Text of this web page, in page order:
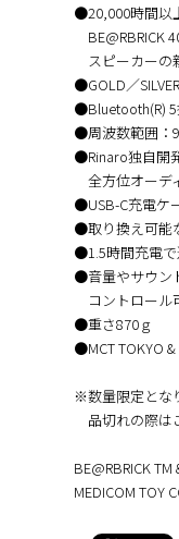
●20,000時間以
BE@RBRICK
スピーカーの
●GOLD／
●Bluetooth(R)
●周波数範囲：
●Rinaro独自開
全方位オーデ
●USB-C充電ケ
●取り換え可能
●1.5時間充電
●音量やサウン
コントロール
●重さ870ｇ
●MCT TOKYO
※数量限定とな
品切れの際は
BE@RBRICK
MEDICOM TOY